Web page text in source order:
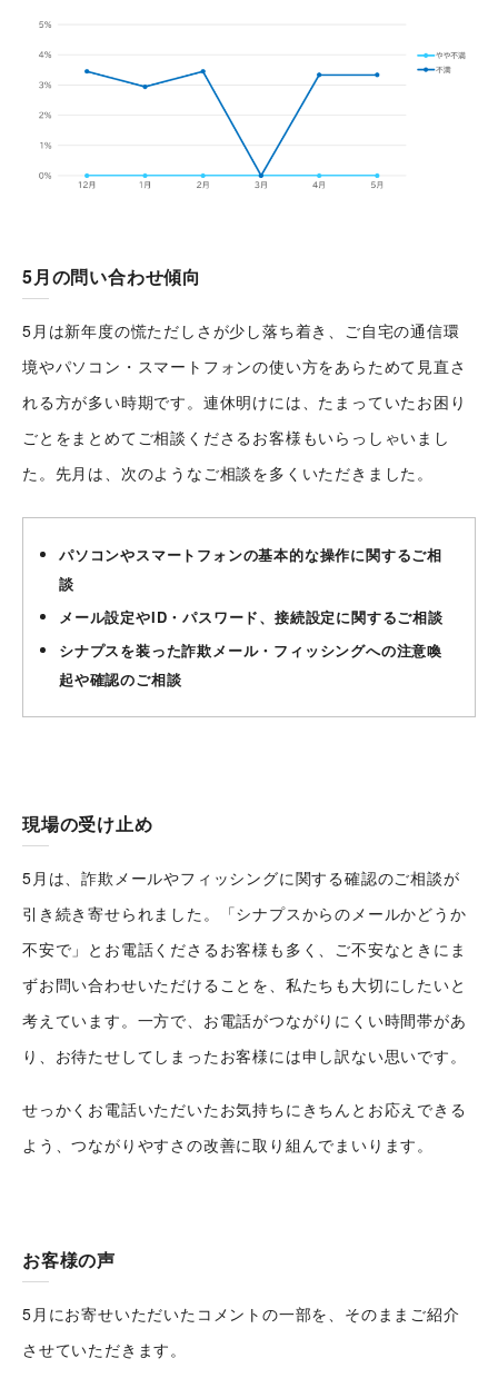
5月の問い合わせ傾向
5月は新年度の慌ただしさが少し落ち着き、ご自宅の通信環
境やパソコン・スマートフォンの使い方をあらためて見直さ
れる方が多い時期です。連休明けには、たまっていたお困り
ごとをまとめてご相談くださるお客様もいらっしゃいまし
た。先月は、次のようなご相談を多くいただきました。
パソコンやスマートフォンの基本的な操作に関するご相
談
メール設定やID・パスワード、接続設定に関するご相談
シナプスを装った詐欺メール・フィッシングへの注意喚
起や確認のご相談
現場の受け止め
5月は、詐欺メールやフィッシングに関する確認のご相談が
引き続き寄せられました。「シナプスからのメールかどうか
不安で」とお電話くださるお客様も多く、ご不安なときにま
ずお問い合わせいただけることを、私たちも大切にしたいと
考えています。一方で、お電話がつながりにくい時間帯があ
り、お待たせしてしまったお客様には申し訳ない思いです。
せっかくお電話いただいたお気持ちにきちんとお応えできる
よう、つながりやすさの改善に取り組んでまいります。
お客様の声
5月にお寄せいただいたコメントの一部を、そのままご紹介
させていただきます。